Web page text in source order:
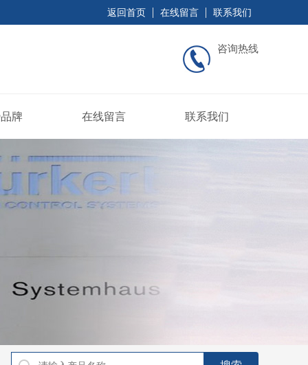
返回首页 在线留言 联系我们
咨询热线
牌 在线留言 联系我们